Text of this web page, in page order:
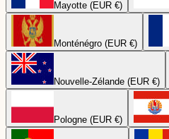
Mayotte (EUR €)
Monténégro (EUR €)
Nouvelle-Zélande (EUR €)
Pologne (EUR €)